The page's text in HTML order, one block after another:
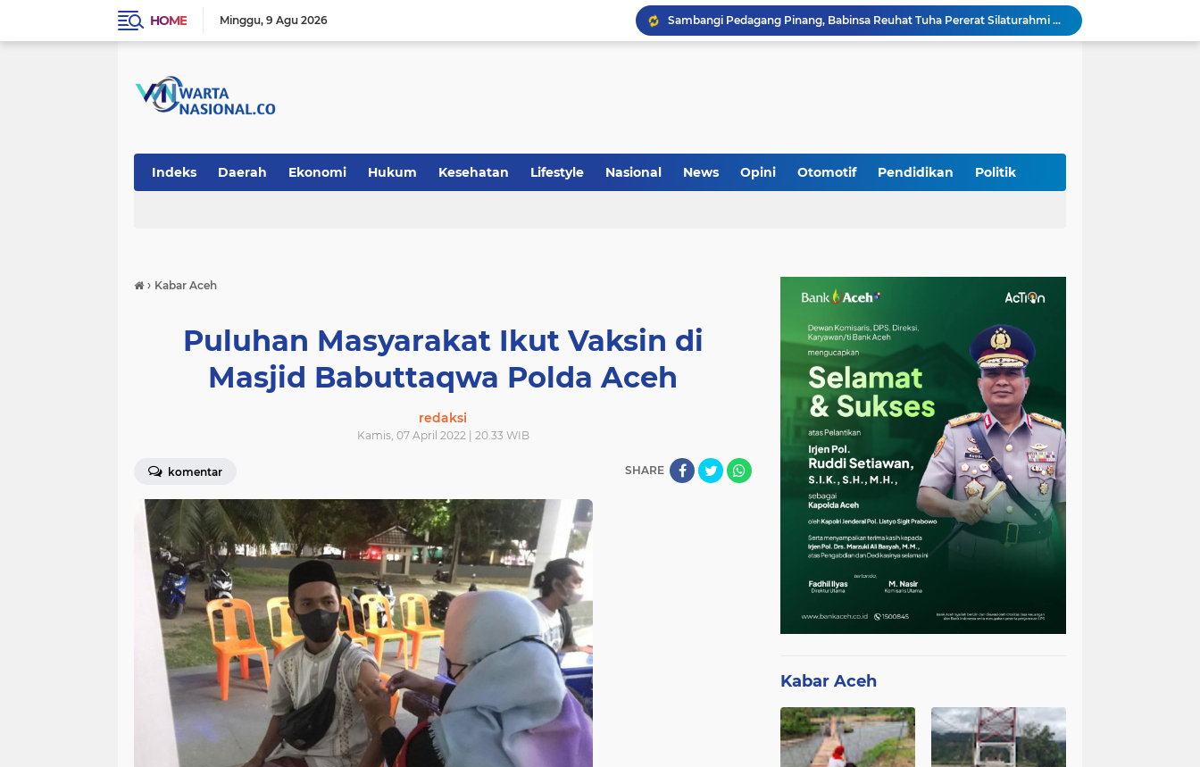
HOME Minggu 9 Agu 2026
Sambangi Pedagang Pinang, Babinsa Reuhat Tuha Pererat Silaturahmi dengan Warga
Jalin Keakraban dengan Warga, Babinsa Leung Ie Perkuat Komunikasi di Wilayah Binaan
Rp 2,5 Triliun Dana Kementan untuk Bencana, Pemerintah Aceh kelola Rp 9,7 M
Indeks Daerah Ekonomi Hukum Kesehatan Lifestyle Nasional News Opini Otomotif Pendidikan Politik
› Kabar Aceh
Puluhan Masyarakat Ikut Vaksin di
Masjid Babuttaqwa Polda Aceh
redaksi
Kamis, 07 April 2022 | 20.33 WIB
komentar SHARE
Kabar Aceh